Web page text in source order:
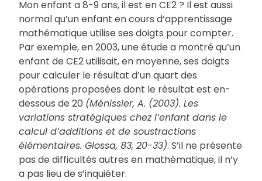
Mon enfant a 8-9 ans, il est en CE2 ? Il est aussi
normal qu’un enfant en cours d’apprentissage
mathématique utilise ses doigts pour compter.
Par exemple, en 2003, une étude a montré qu’un
enfant de CE2 utilisait, en moyenne, ses doigts
pour calculer le résultat d’un quart des
opérations proposées dont le résultat est en-
dessous de 20 (Ménissier, A. (2003). Les
variations stratégiques chez l’enfant dans le
calcul d’additions et de soustractions
élémentaires. Glossa, 83, 20-33). S’il ne présente
pas de difficultés autres en mathématique, il n’y
a pas lieu de s’inquiéter.